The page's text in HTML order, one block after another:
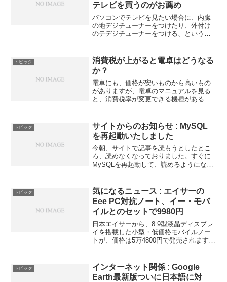
テレビを買うのがお薦め
パソコンでテレビを見たい場合に、内臓
の地デジチューナーをつけたり、外付け
のテデジチューナーをつける、というの
て、パソコンでテレビが見れます、とい
うのを売り文句にしている...
トピック
消費税が上がると電卓はどうなる
か？
電卓にも、価格が安いものから高いもの
がありますが、電卓のマニュアルを見る
と、消費税率が変更できる機種があるら
ある「税率設定」というボタンのある電
卓は、設定ができるみた...
トピック
サイトからのお知らせ : MySQL
を再起動いたしました
今朝、サイトで記事を読もうとしたとこ
ろ、読めなくなっておりました。すぐに
MySQLを再起動して、読めるようになり
トピック
気になるニュース : エイサーの
Eee PC対抗ノート、イー・モバ
イルとのセットで9980円
日本エイサーから、8.9型液晶ディスプレ
イを搭載した小型・低価格モバイルノー
トが、価格は5万4800円で発売されます。
ランにねんMAX」に加入すると、初期費
用9980円...
トピック
インターネット関係 : Google
Earth最新版ついに日本語に対